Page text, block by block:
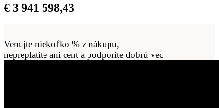
€ 3 941 598,43
Venujte niekoľko % z nákupu,
nepreplatíte ani cent a podporíte dobrú vec